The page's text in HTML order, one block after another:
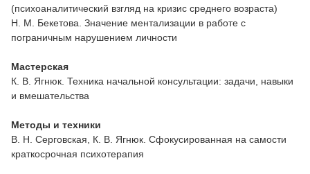
(психоаналитический взгляд на кризис среднего возраста)
Н. М. Бекетова. Значение ментализации в работе с
пограничным нарушением личности
Мастерская
К. В. Ягнюк. Техника начальной консультации: задачи, навыки
и вмешательства
Методы и техники
В. Н. Серговская, К. В. Ягнюк. Сфокусированная на самости
краткосрочная психотерапия